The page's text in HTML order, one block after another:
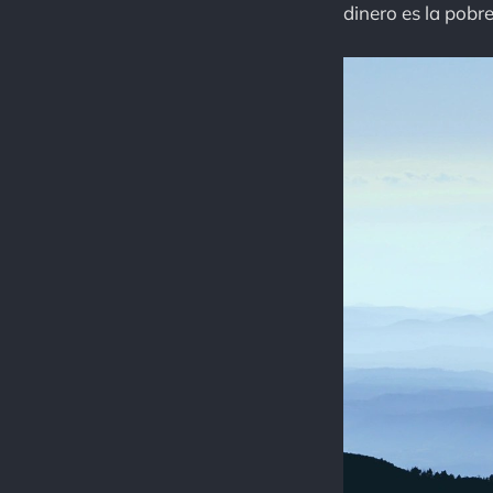
dinero es la